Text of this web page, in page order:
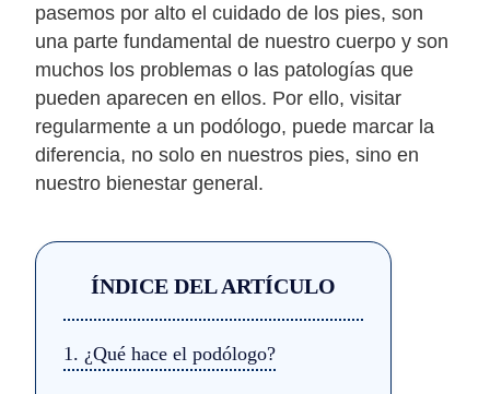
pasemos por alto el cuidado de los pies, son
una parte fundamental de nuestro cuerpo y son
muchos los problemas o las patologías que
pueden aparecen en ellos. Por ello, visitar
regularmente a un podólogo, puede marcar la
diferencia, no solo en nuestros pies, sino en
nuestro bienestar general.
ÍNDICE DEL ARTÍCULO
1. ¿Qué hace el podólogo?